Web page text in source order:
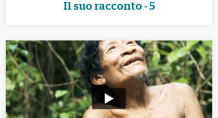
Il suo racconto - 5